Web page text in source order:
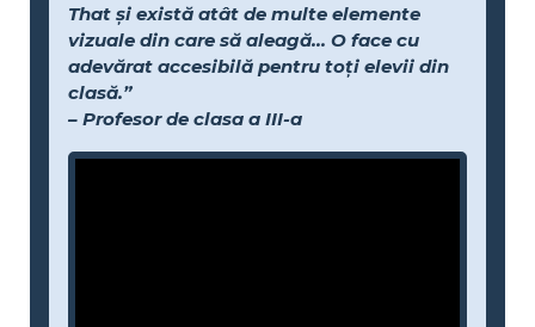
That și există atât de multe elemente
vizuale din care să aleagă... O face cu
adevărat accesibilă pentru toți elevii din
clasă.”
– Profesor de clasa a III-a